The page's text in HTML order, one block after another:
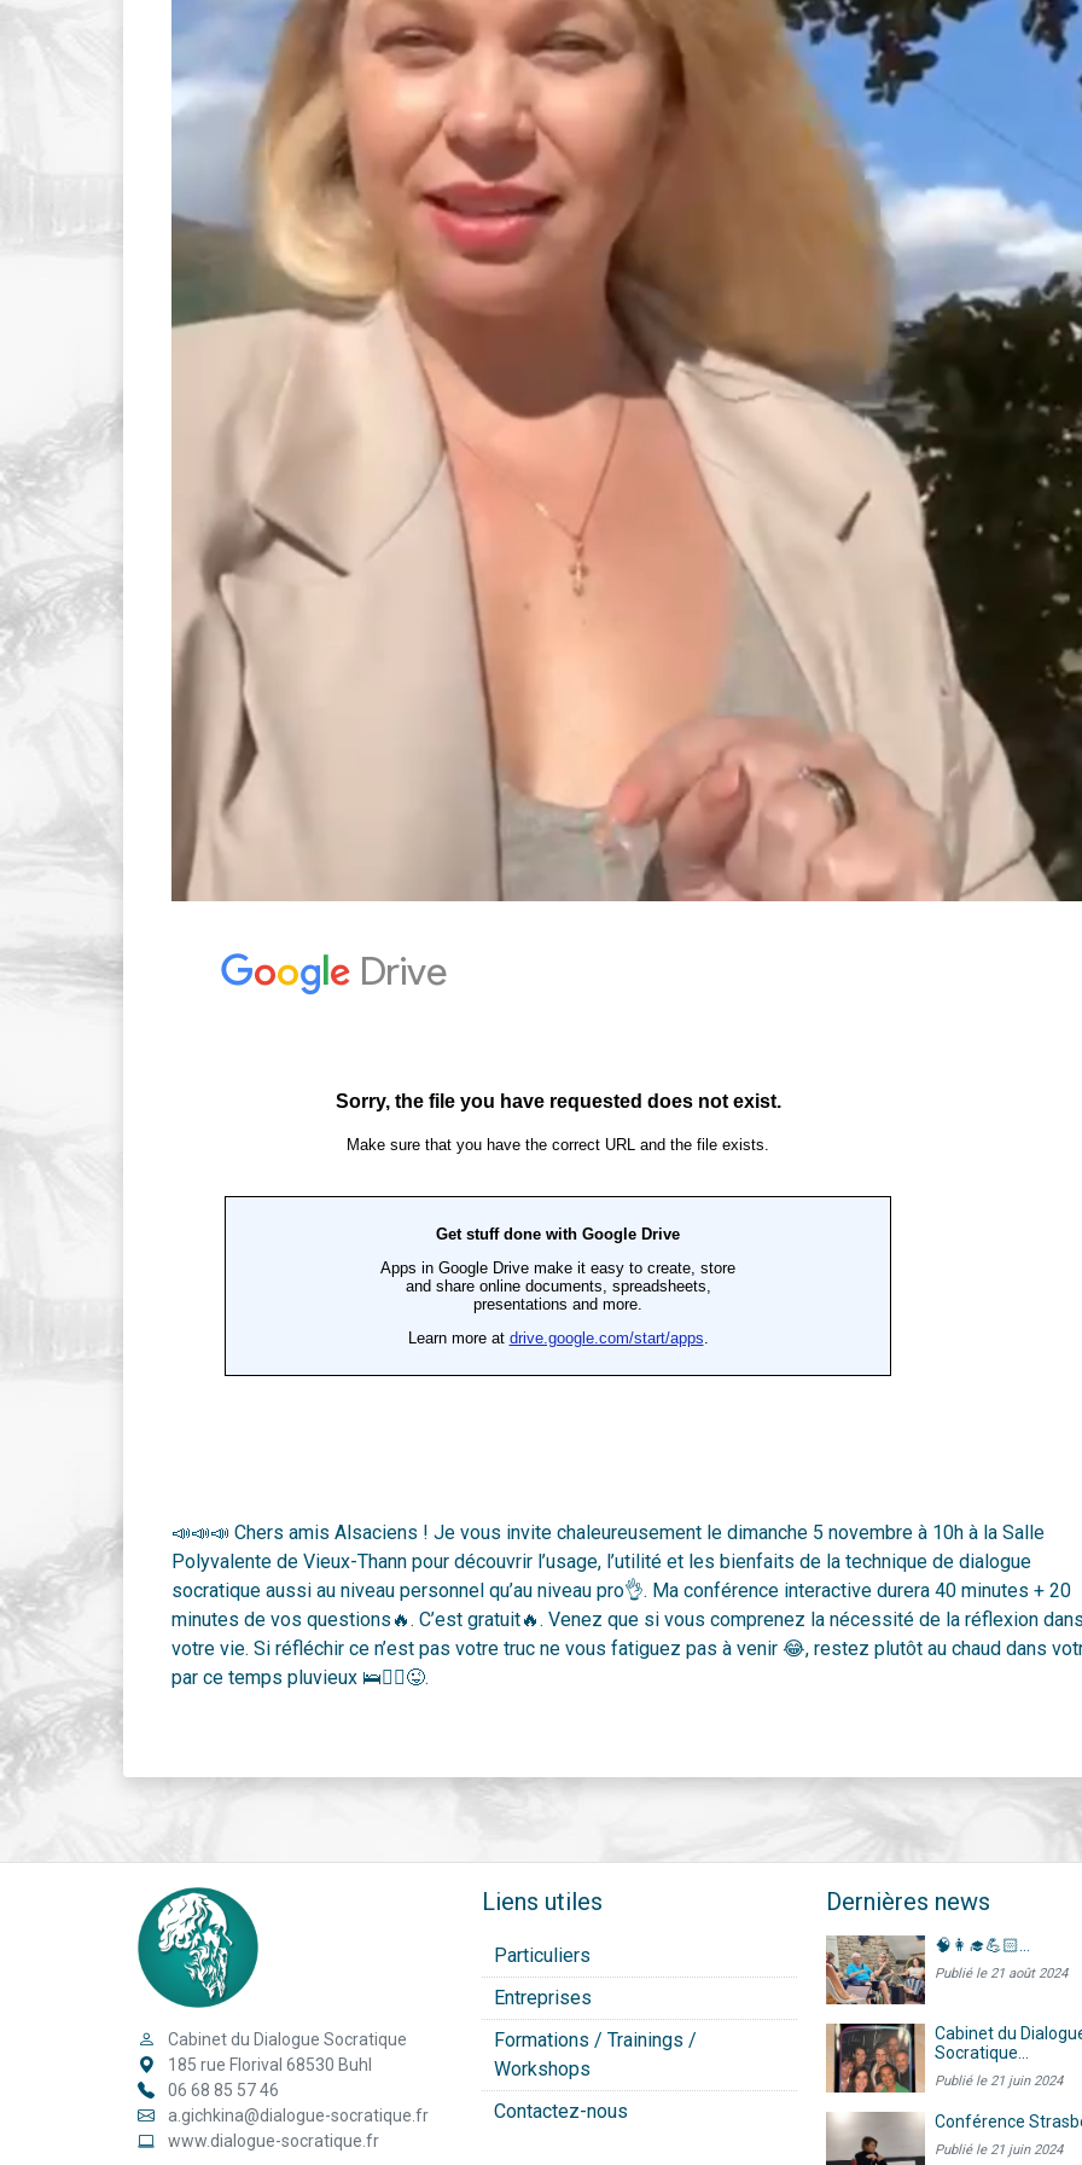
📣📣📣 Chers amis Alsaciens ! Je vous invite chaleureusement le dimanche 5 novembre à 10h à la Salle
Polyvalente de Vieux-Thann pour découvrir l’usage, l’utilité et les bienfaits de la technique de dialogue
socratique aussi au niveau personnel qu’au niveau pro👌. Ma conférence interactive durera 40 minutes + 20
minutes de vos questions🔥. C’est gratuit🔥. Venez que si vous comprenez la nécessité de la réflexion
votre vie. Si réfléchir ce n’est pas votre truc ne vous fatiguez pas à venir 😂, restez plutôt au chaud dans
par ce temps pluvieux 🛌🤷‍♀️😜.
Cabinet du Dialogue Socratique
185 rue Florival 68530 Buhl
06 68 85 57 46
a.gichkina@dialogue-socratique.fr
www.dialogue-socratique.fr
Liens utiles
Particuliers
Entreprises
Formations / Trainings /
Workshops
Contactez-nous
Dernières news
🧠👩‍🎓💪🏻...
Publié le 21 août 2024
Cabinet du
Socratique...
Publié le 21 juin 2024
Conférence
Publié le 21 juin 2024